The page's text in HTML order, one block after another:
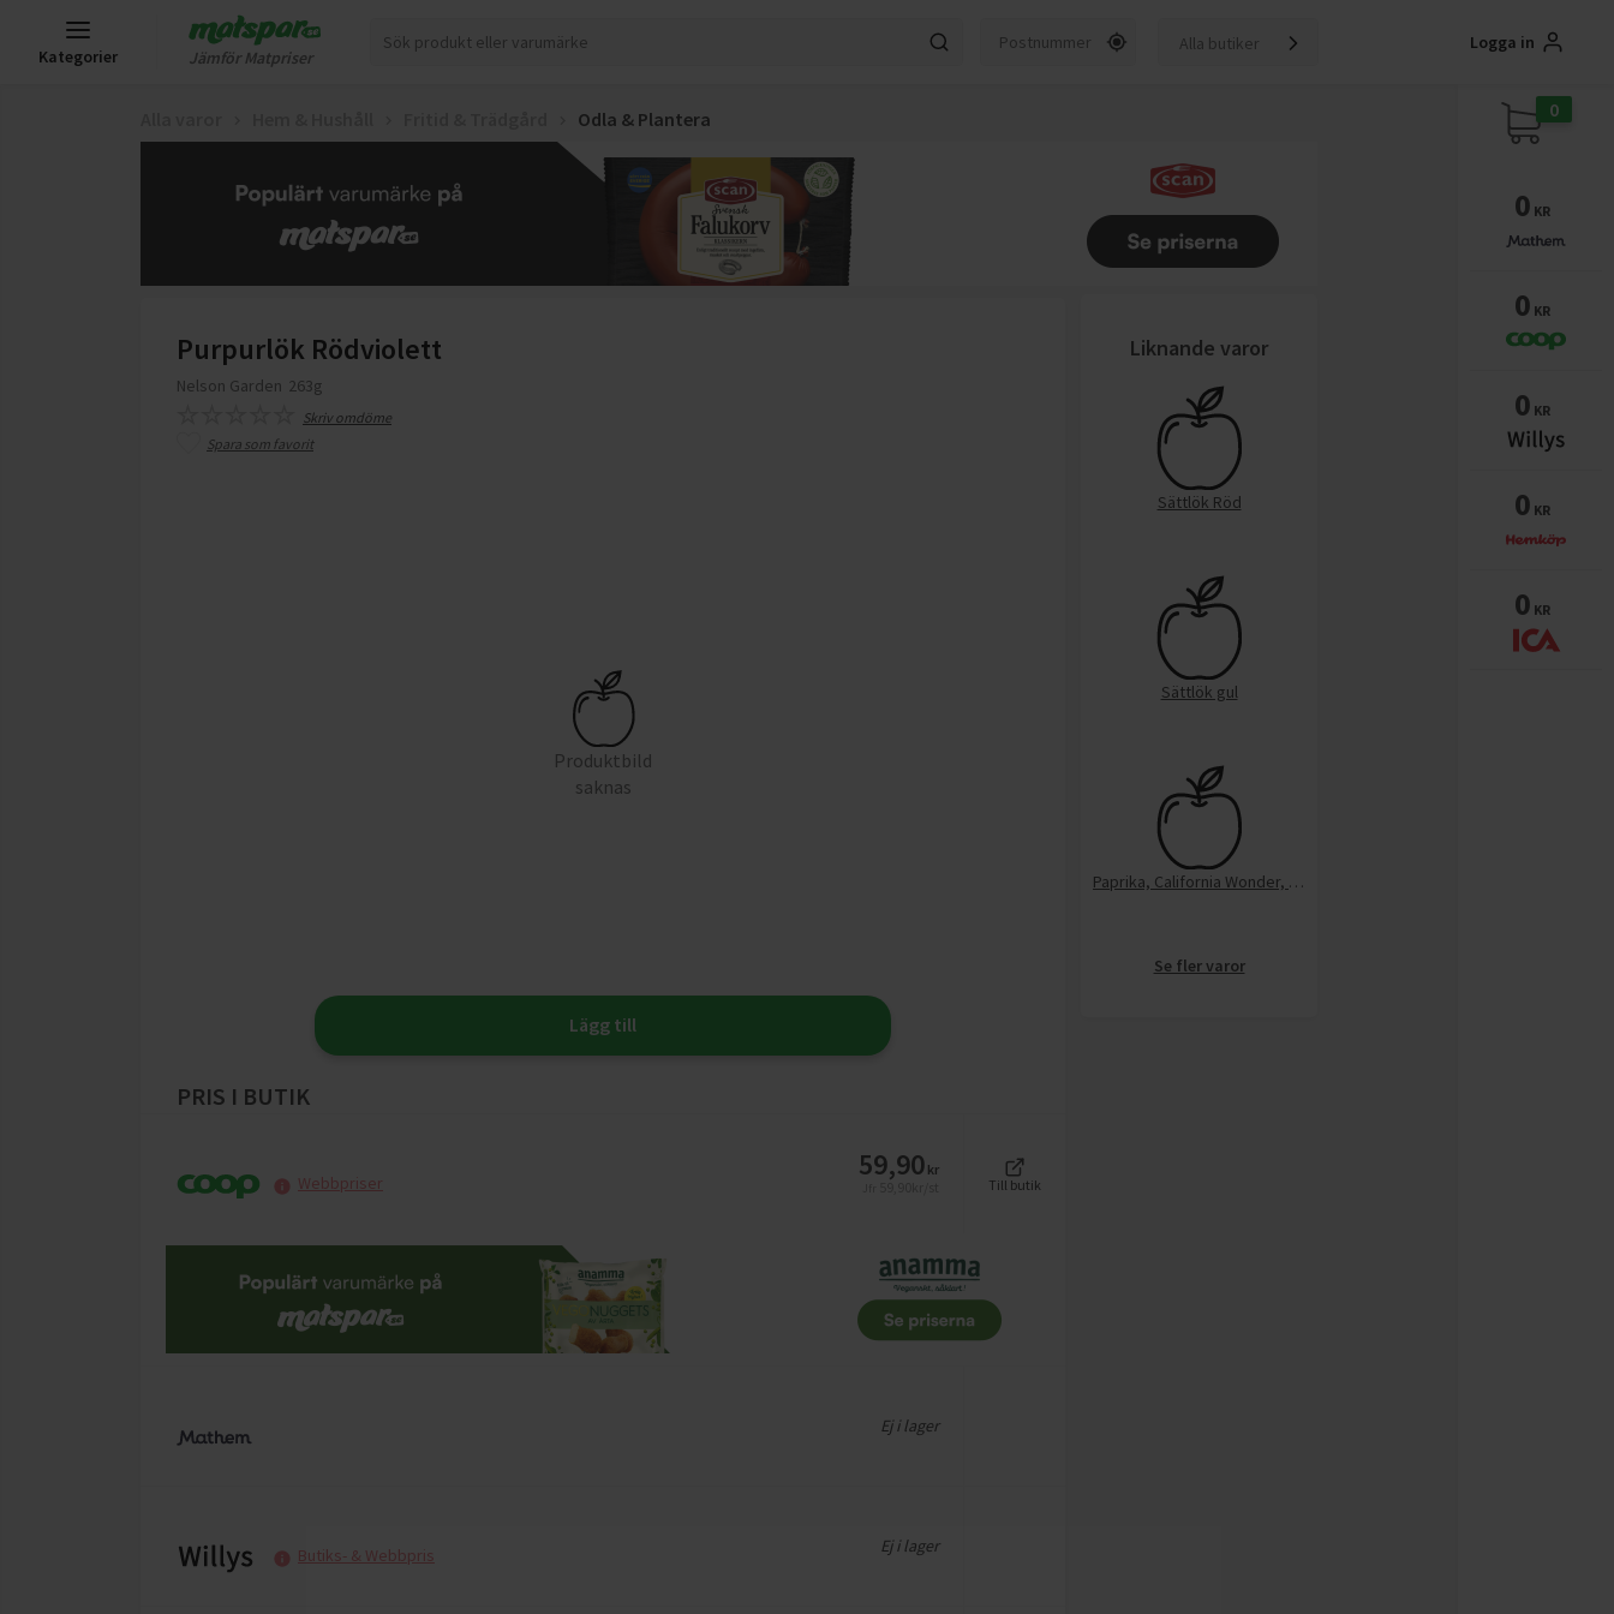
Kategorier Jämför Matpriser
Alla butiker Logga in
Odla & Plantera
Purpurlök Rödviolett
Nelson Garden 263g
Skriv omdöme
Spara som favorit
Produktbild
saknas
Liknande varor
Sättlök Röd
Sättlök gul
Paprika, California Wonder, röd
Se fler varor
Lägg till
PRIS I BUTIK
Webbpriser
59,90 kr
Till butik
Ej i lager
Butiks- & Webbpris Ej i lager
0
0 KR
0 KR
0 KR
0 KR
0 KR